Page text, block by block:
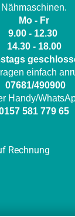
Nähmaschinen.
Mo - Fr
9.00 - 12.30
14.30 - 18.00
einfach
07681/490900
Handy/
581 779 65
Rechnung